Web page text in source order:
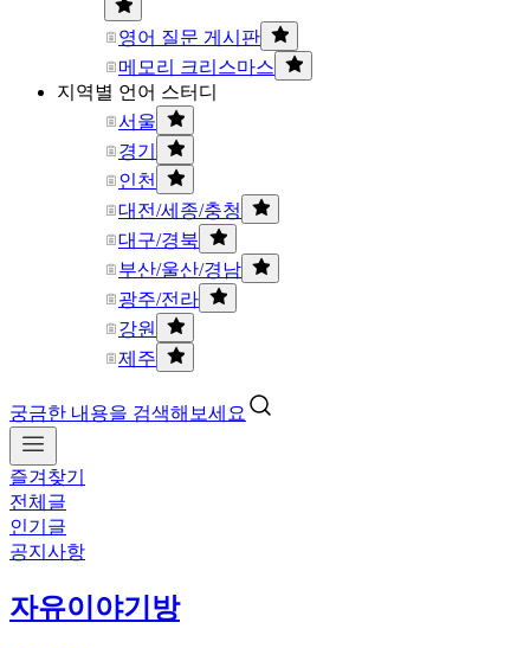
영어 질문 게시판
메모리 크리스마스
지역별 언어 스터디
서울
경기
인천
대전/세종/충청
대구/경북
부산/울산/경남
광주/전라
강원
제주
궁금한 내용을 검색해보세요
즐겨찾기
전체글
인기글
공지사항
자유이야기방